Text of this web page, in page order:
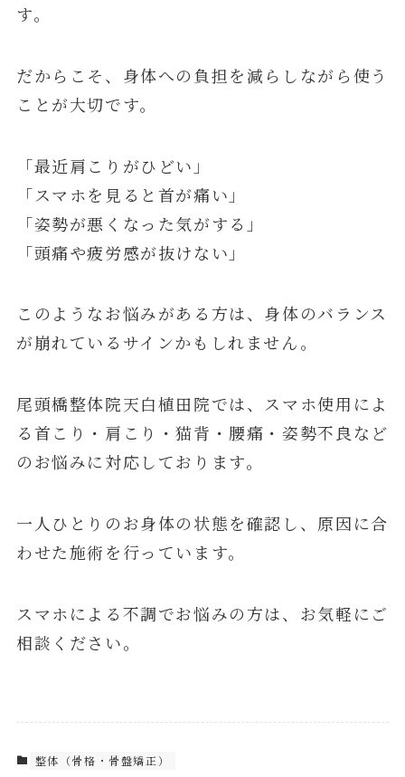
す。
だからこそ、身体への負担を減らしながら使う
ことが大切です。
「最近肩こりがひどい」
「スマホを見ると首が痛い」
「姿勢が悪くなった気がする」
「頭痛や疲労感が抜けない」
このようなお悩みがある方は、身体のバランス
が崩れているサインかもしれません。
尾頭橋整体院天白植田院では、スマホ使用によ
る首こり・肩こり・猫背・腰痛・姿勢不良など
のお悩みに対応しております。
一人ひとりのお身体の状態を確認し、原因に合
わせた施術を行っています。
スマホによる不調でお悩みの方は、お気軽にご
相談ください。
整体（骨格・骨盤矯正）